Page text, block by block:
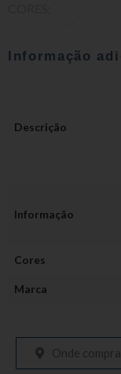
Informação
Descrição
Informação
Cores
Marca
Onde